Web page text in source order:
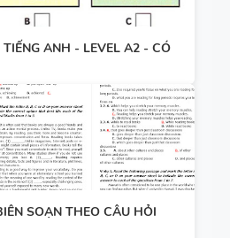
ANH - LEVEL A2 - CÓ
SOẠN THEO CÂU HỎI